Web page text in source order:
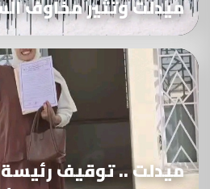
ميدلت وتثير مخاوف
ميدلت .. توقيف